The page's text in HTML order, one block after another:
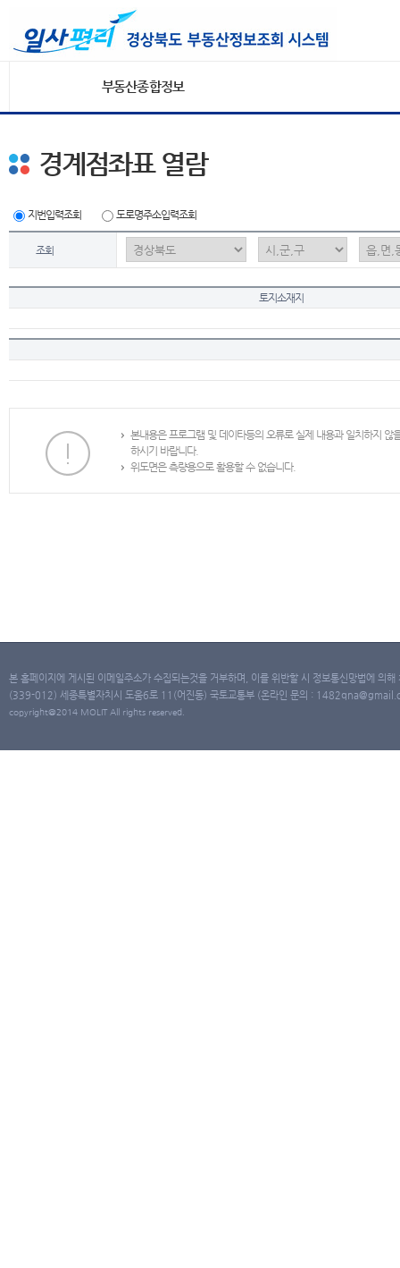
부동산종합정보
경계점좌표 열람
지번입력조회 도로명주소입력조회
조회
토지소재지
본내용은 프로그램 및 데이타등의 오류로 실제 내용과 일치하지
하시기 바랍니다.
위도면은 측량용으로 활용할 수 없습니다.
본 홈페이지에 게시된 이메일주소가 수집되는것을 거부하며, 이를 위반할 시 정보통신망법에 의
(339-012) 세종특별자치시 도움6로 11(어진동) 국토교통부 (온라인 문의 :
copyright@2014 MOLIT All rights reserved.